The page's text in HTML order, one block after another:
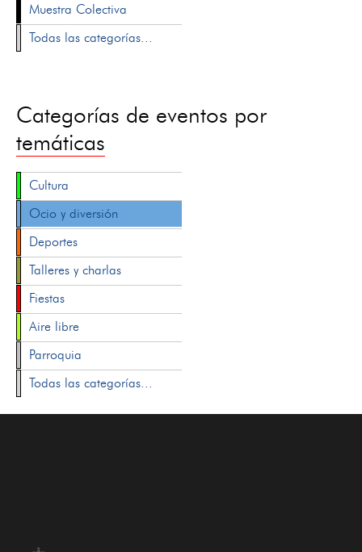
Muestra Colectiva
Todas las categorías...
Categorías de eventos por
temáticas
Cultura
Ocio y diversión
Deportes
Talleres y charlas
Fiestas
Aire libre
Parroquia
Todas las categorías...